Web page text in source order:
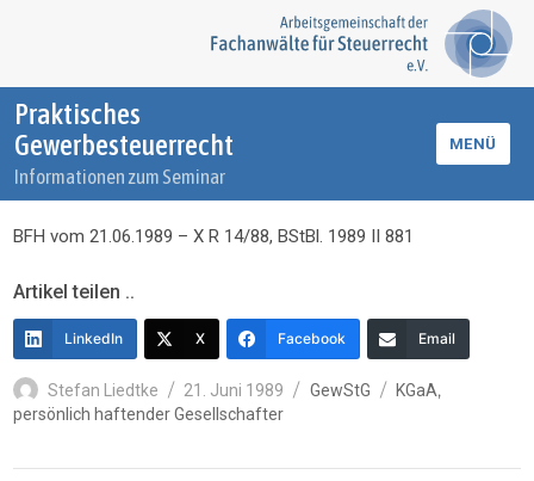
Praktisches
Gewerbesteuerrecht
Informationen zum Seminar
MENÜ
BFH vom 21.06.1989 – X R 14/88, BStBl. 1989 II 881
Artikel teilen ..
LinkedIn X Facebook Email
Autor
Stefan Liedtke
Veröffentlicht
am
21. Juni 1989 Kategorien
GewStG Schlagwörter
KGaA,
persönlich haftender Gesellschafter